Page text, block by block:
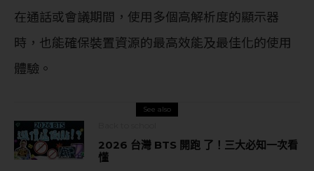
在通話或會議期間，使用多個高解析度的顯示器
時，也能確保裝置資源的最高效能及最佳化的使用
體驗。
See also
2026 台灣 BTS 開跑 了！三大必知一次看
懂